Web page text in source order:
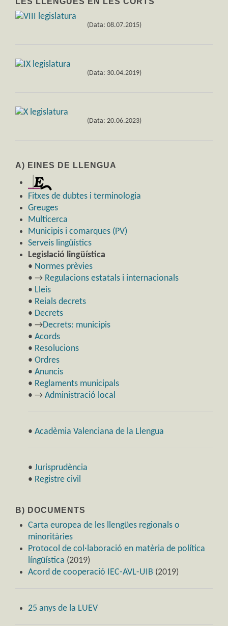
(Data: 08.07.2015)
(Data: 30.04.2019)
(Data: 20.06.2023)
A) EINES DE LLENGUA
Fitxes de dubtes i terminologia
Greuges
Multicerca
Municipis i comarques (PV)
Serveis lingüístics
Legislació lingüística
• Normes prèvies
• → Regulacions estatals i internacionals
• Lleis
• Reials decrets
• Decrets
• →Decrets: municipis
• Acords
• Resolucions
• Ordres
• Anuncis
• Reglaments municipals
• → Administració local
• Acadèmia Valenciana de la Llengua
• Jurisprudència
• Registre civil
B) DOCUMENTS
Carta europea de les llengües regionals o
minoritàries
Protocol de col·laboració en matèria de política
língüística (2019)
Acord de cooperació IEC-AVL-UIB (2019)
25 anys de la LUEV